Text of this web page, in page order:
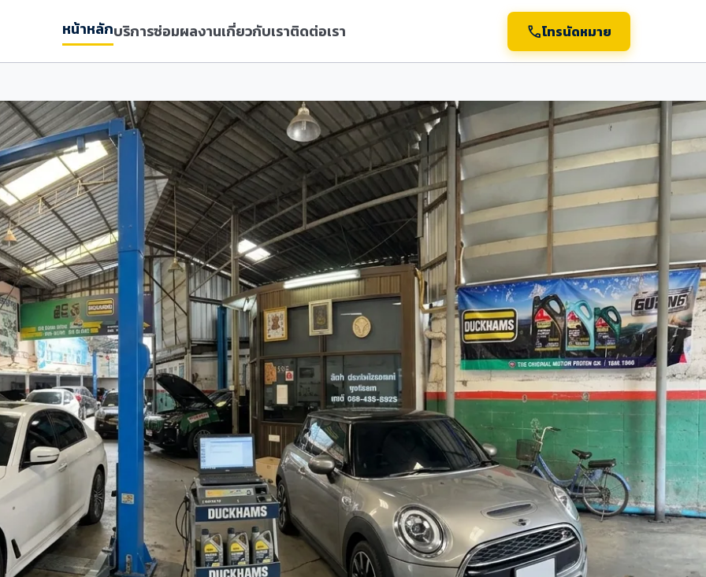
หน้าหลักบริการซ่อมผลงานเกี่ยวกับเราติดต่อเรา callโทรนัดหมาย